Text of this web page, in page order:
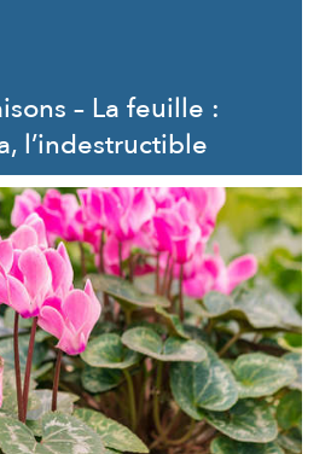
– La feuille :
l’indestructible